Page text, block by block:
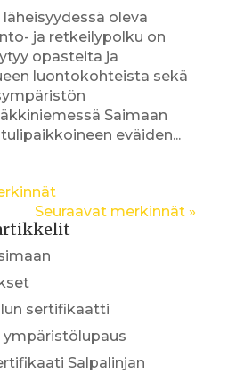
oleva
ja retkeilypolku on
opasteita ja
luontokohteista sekä
Saimaan
eväiden...
Seuraavat merkinnät »
sertifikaatti
ympäristölupaus
Salpalinjan